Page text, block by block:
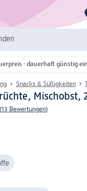
- dauerhaft günstig
Snacks & Süßigkeiten
Mischobst,
(13 Bewertungen)